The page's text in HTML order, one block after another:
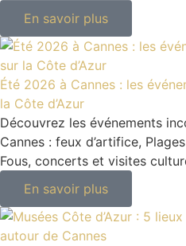
En savoir plus
Été 2026 à Cannes : les
la Côte d’Azur
Découvrez les événements
Cannes : feux d’artifice,
Fous, concerts et visites
En savoir plus